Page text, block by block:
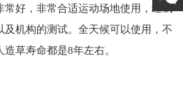
常好，非常合适运动场地使用，经试
及机构的测试。全天候可以使用，不
草寿命都是8年左右。